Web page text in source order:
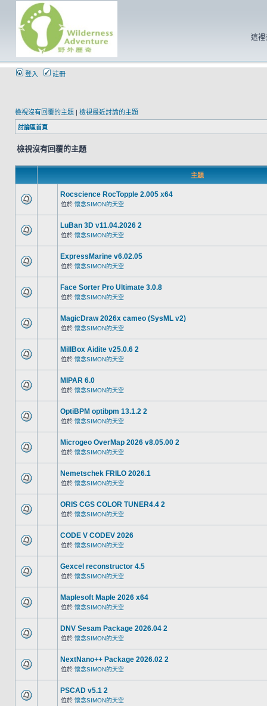
這裡
登入 註冊
檢視沒有回覆的主題 | 檢視最近討論的主題
討論區首頁
檢視沒有回覆的主題
主題
Rocscience RocTopple 2.005 x64
位於 懷念SIMON的天空
LuBan 3D v11.04.2026 2
位於 懷念SIMON的天空
ExpressMarine v6.02.05
位於 懷念SIMON的天空
Face Sorter Pro Ultimate 3.0.8
位於 懷念SIMON的天空
MagicDraw 2026x cameo (SysML v2)
位於 懷念SIMON的天空
MillBox Aidite v25.0.6 2
位於 懷念SIMON的天空
MIPAR 6.0
位於 懷念SIMON的天空
OptiBPM optibpm 13.1.2 2
位於 懷念SIMON的天空
Microgeo OverMap 2026 v8.05.00 2
位於 懷念SIMON的天空
Nemetschek FRILO 2026.1
位於 懷念SIMON的天空
ORIS CGS COLOR TUNER4.4 2
位於 懷念SIMON的天空
CODE V CODEV 2026
位於 懷念SIMON的天空
Gexcel reconstructor 4.5
位於 懷念SIMON的天空
Maplesoft Maple 2026 x64
位於 懷念SIMON的天空
DNV Sesam Package 2026.04 2
位於 懷念SIMON的天空
NextNano++ Package 2026.02 2
位於 懷念SIMON的天空
PSCAD v5.1 2
位於 懷念SIMON的天空